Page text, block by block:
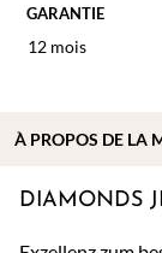
GARANTIE
12 mois
DIAMONDS
À PROPOS DE LA